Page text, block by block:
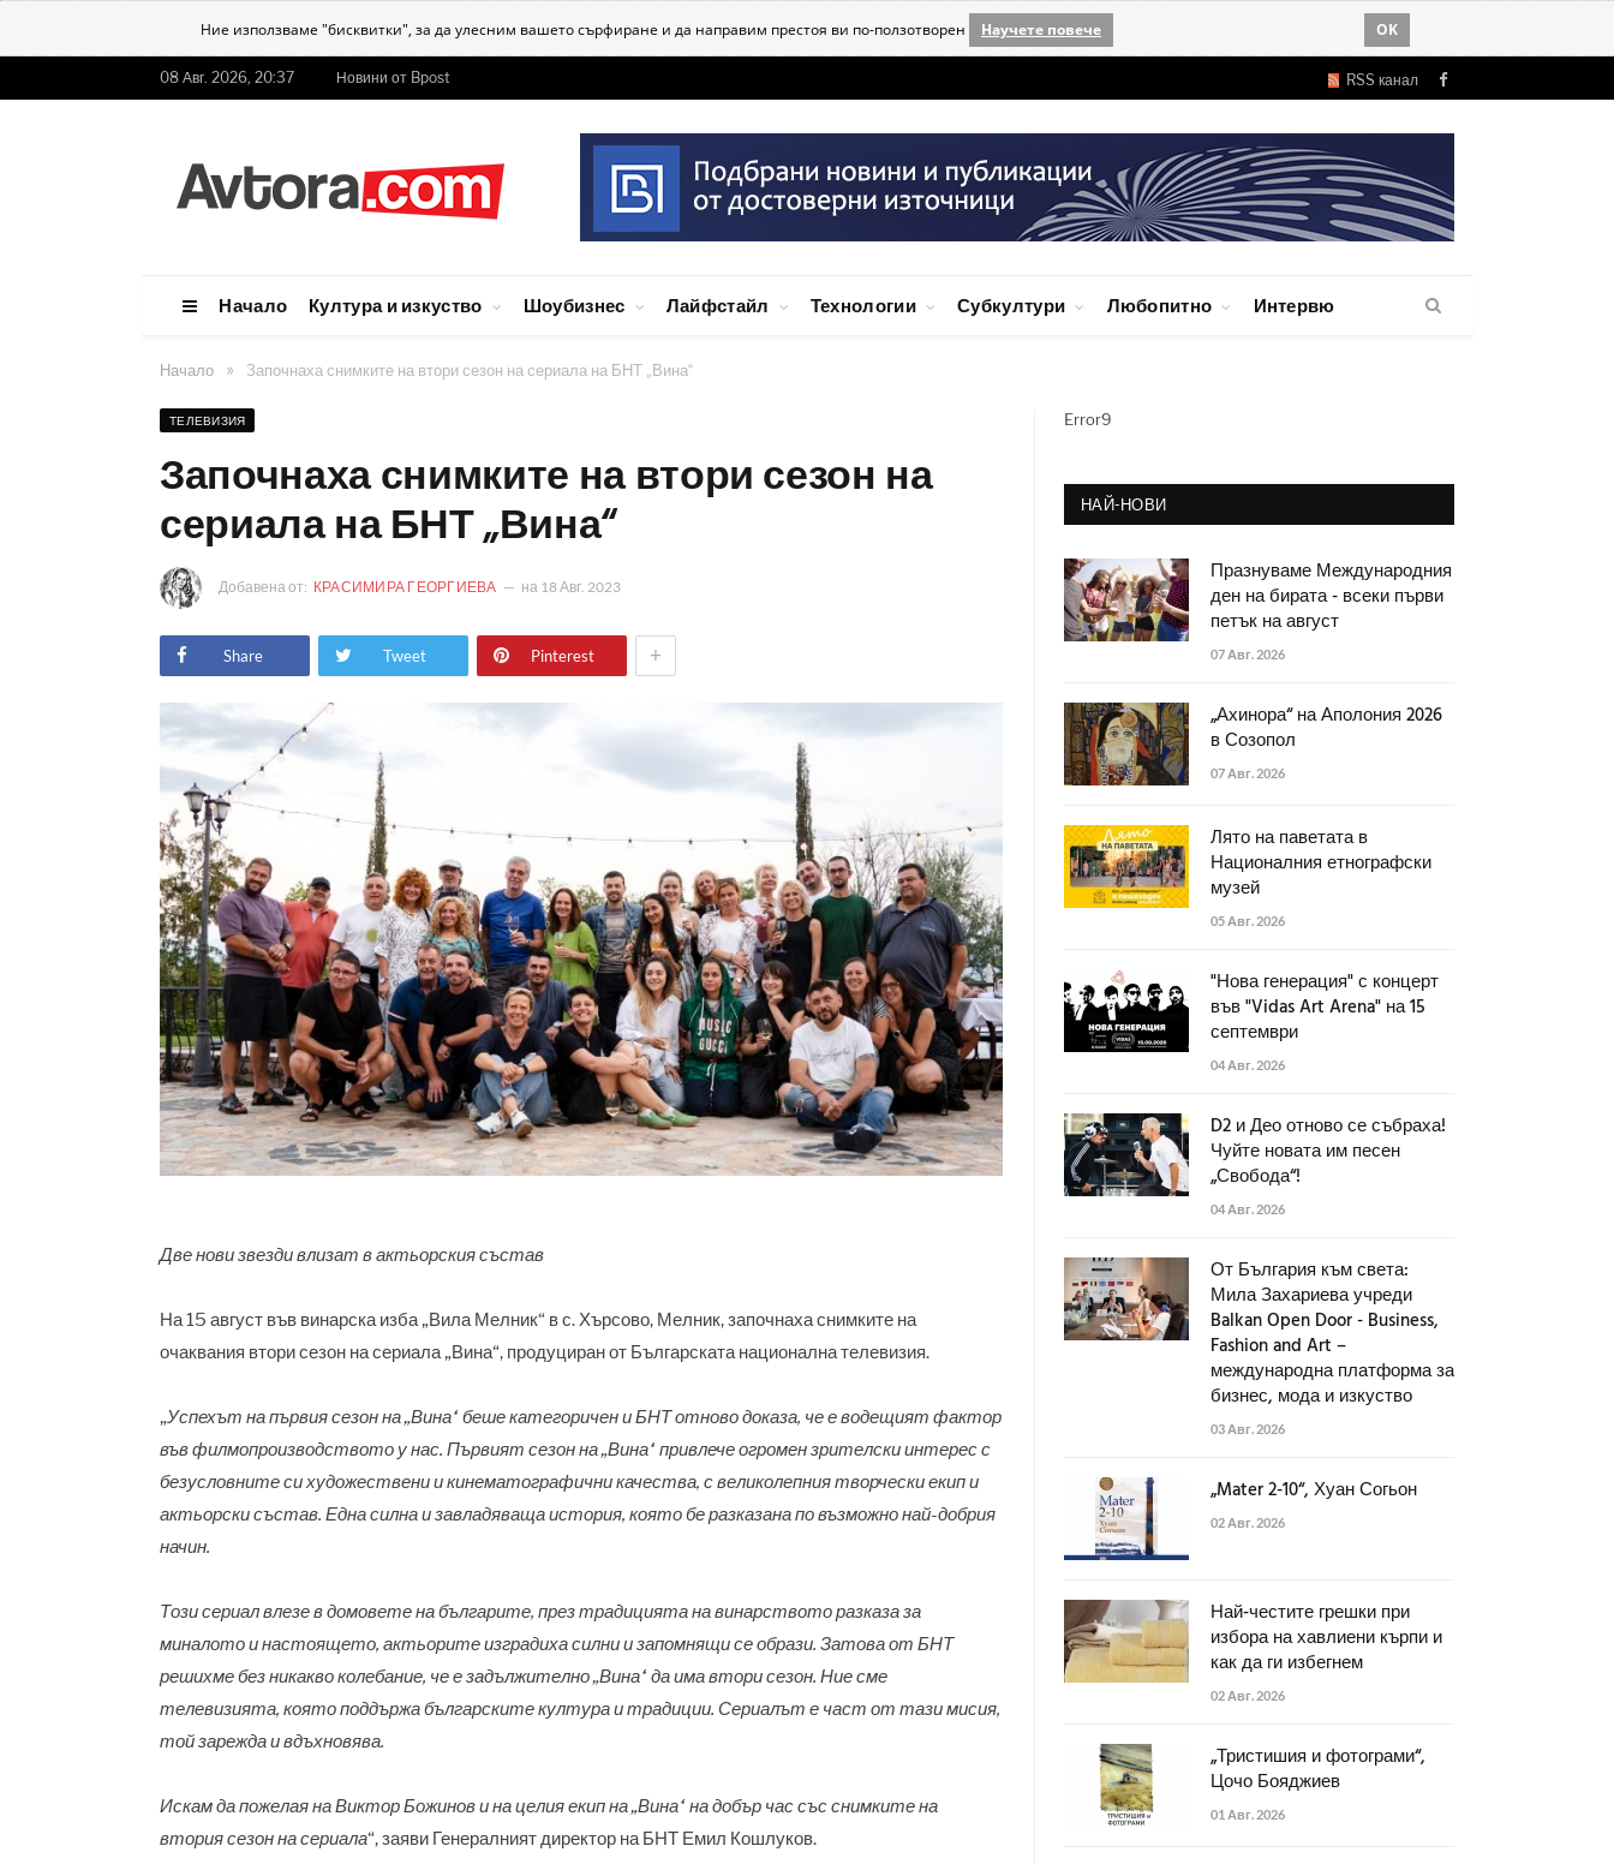
Ние използваме "бисквитки", за да улесним вашето сърфиране и да направим престоя ви по-ползотворен Научете повече OK
08 Авг. 2026, 20:37 Новини от Bpost RSS канал Facebook
Начало Култура и изкуство Шоубизнес Лайфстайл Технологии Субкултури Любопитно Интервю
Начало » Започнаха снимките на втори сезон на сериала на БНТ „Вина“
ТЕЛЕВИЗИЯ
Започнаха снимките на втори сезон на
сериала на БНТ „Вина“
Добавена от: КРАСИМИРА ГЕОРГИЕВА на 18 Авг. 2023
Share Tweet Pinterest +
Две нови звезди влизат в актьорския състав
На 15 август във винарска изба „Вила Мелник“ в с. Хърсово, Мелник, започнаха снимките на
очаквания втори сезон на сериала„Вина“, продуциран от Българската национална телевизия.
„Успехът на първия сезон на „Вина“ беше категоричен и БНТ отново доказа, че е водещият фактор
във филмопроизводството у нас. Първият сезон на „Вина“ привлече огромен зрителски интерес с
безусловните си художествени и кинематографични качества, с великолепния творчески екип и
актьорски състав. Една силна и завладяваща история, която бе разказана по възможно най-добрия
начин.
Този сериал влезе в домовете на българите, през традицията на винарството разказа за
миналото и настоящето, актьорите изградиха силни и запомнящи се образи. Затова от БНТ
решихме без никакво колебание, че е задължително „Вина“ да има втори сезон. Ние сме
телевизията, която поддържа българските култура и традиции. Сериалът е част от тази мисия,
той зарежда и вдъхновява.
Искам да пожелая на Виктор Божинов и на целия екип на „Вина“ на добър час със снимките на
втория сезон на сериала“, заяви Генералният директор на БНТ Емил Кошлуков.
Error9
НАЙ-НОВИ
Празнуваме Международния
ден на бирата - всеки първи
петък на август
07 Авг. 2026
„Ахинора“ на Аполония 2026
в Созопол
07 Авг. 2026
Лято на паветата в
Националния етнографски
музей
05 Авг. 2026
"Нова генерация" с концерт
във "Vidas Art Arena" на 15
септември
04 Авг. 2026
D2 и Део отново се събраха!
Чуйте новата им песен
„Свобода“!
04 Авг. 2026
От България към света:
Мила Захариева учреди
Balkan Open Door - Business,
Fashion and Art –
международна платформа за
бизнес, мода и изкуство
03 Авг. 2026
„Mater 2-10“, Хуан Согьон
02 Авг. 2026
Най-честите грешки при
избора на хавлиени кърпи и
как да ги избегнем
02 Авг. 2026
„Тристишия и фотограми“,
Цочо Бояджиев
01 Авг. 2026